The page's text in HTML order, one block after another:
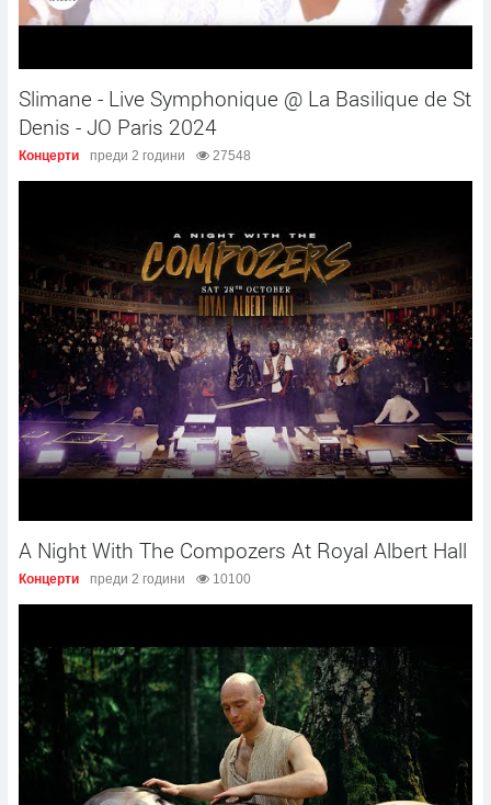
Slimane - Live Symphonique @ La Basilique de St
Denis - JO Paris 2024
Концерти преди 2 години 27548
A Night With The Compozers At Royal Albert Hall
Концерти преди 2 години 10100